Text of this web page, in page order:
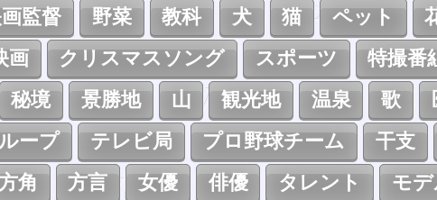
監督 野菜 教科 犬 猫 ペット
画 クリスマスソング スポーツ 特撮番
秘境 景勝地 山 観光地 温泉 歌
ープ テレビ局 プロ野球チーム 干支
角 方言 女優 俳優 タレント モ